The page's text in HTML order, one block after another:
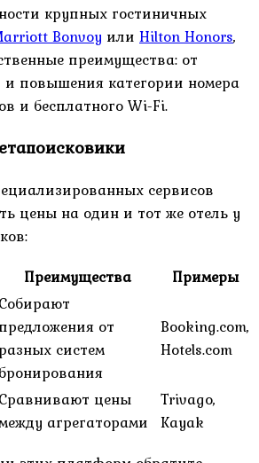
крупных гостиничных
Bonvoy или Hilton Honors,
преимущества: от
и повышения категории номера
и бесплатного Wi-Fi.
сервисов
цены на один и тот же отель у
Преимущества Примеры
Собирают
предложения от
разных систем
бронирования
Booking.com,
Hotels.com
Сравнивают цены
агрегаторами
Trivago,
Kayak